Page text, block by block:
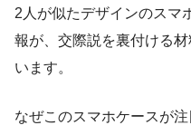
2人が似たデザインのスマ
報が、交際説を裏付ける
います。
なぜこのスマホケースが